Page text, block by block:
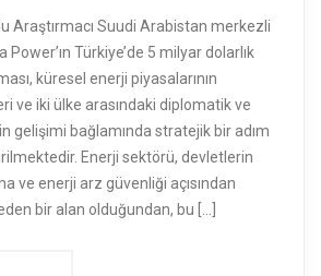
Araştırmacı Suudi Arabistan merkezli
Türkiye’de 5 milyar dolarlık
küresel enerji piyasalarının
ve iki ülke arasındaki diplomatik ve
gelişimi bağlamında stratejik bir adım
Enerji sektörü, devletlerin
ve enerji arz güvenliği açısından
bir alan olduğundan, bu […]